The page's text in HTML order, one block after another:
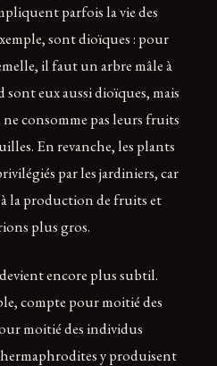
parfois la vie des
sont dioïques : pour
il faut un arbre mâle à
sont eux aussi dioïques, mais
consomme pas leurs fruits
En revanche, les plants
par les jardiniers, car
la production de fruits et
plus gros.
encore plus subtil.
compte pour moitié des
moitié des individus
y produisent